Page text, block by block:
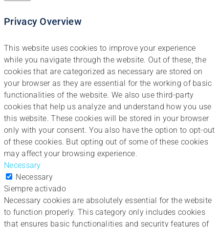
Privacy Overview
This website uses cookies to improve your experience
while you navigate through the website. Out of these, the
cookies that are categorized as necessary are stored on
your browser as they are essential for the working of basic
functionalities of the website. We also use third-party
cookies that help us analyze and understand how you use
this website. These cookies will be stored in your browser
only with your consent. You also have the option to opt-out
of these cookies. But opting out of some of these cookies
may affect your browsing experience.
Necessary
Necessary
Siempre activado
Necessary cookies are absolutely essential for the website
to function properly. This category only includes cookies
that ensures basic functionalities and security features of